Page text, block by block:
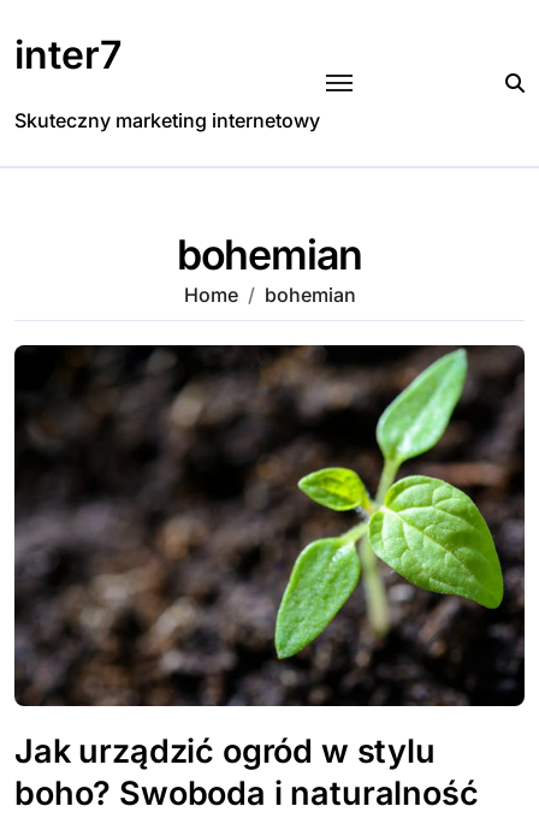
to
content
inter7
Skuteczny marketing internetowy
bohemian
Home bohemian
Jak urządzić ogród w stylu
boho? Swoboda i naturalność